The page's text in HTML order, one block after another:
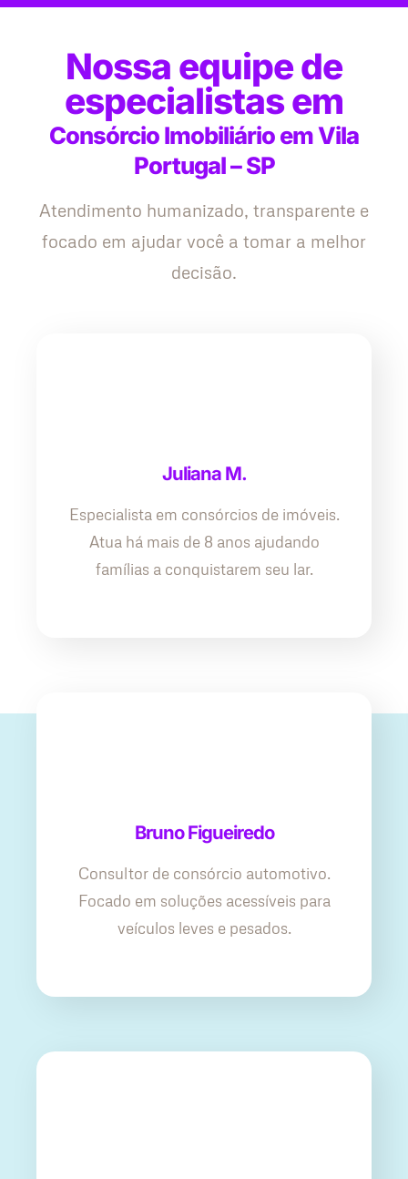
Nossa equipe de
especialistas em
Consórcio Imobiliário em Vila
Portugal – SP
Atendimento humanizado, transparente e
focado em ajudar você a tomar a melhor
decisão.
Juliana M.
Especialista em consórcios de imóveis.
Atua há mais de 8 anos ajudando
famílias a conquistarem seu lar.
Bruno Figueiredo
Consultor de consórcio automotivo.
Focado em soluções acessíveis para
veículos leves e pesados.